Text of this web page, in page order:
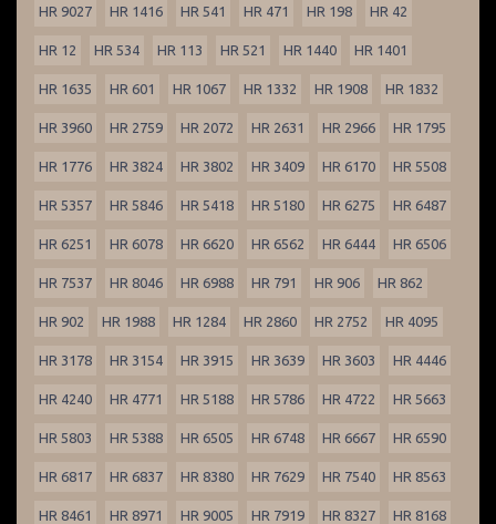
HR 9027 HR 1416 HR 541 HR 471 HR 198 HR 42
HR 12 HR 534 HR 113 HR 521 HR 1440 HR 1401
HR 1635 HR 601 HR 1067 HR 1332 HR 1908 HR 1832
HR 3960 HR 2759 HR 2072 HR 2631 HR 2966 HR 1795
HR 1776 HR 3824 HR 3802 HR 3409 HR 6170 HR 5508
HR 5357 HR 5846 HR 5418 HR 5180 HR 6275 HR 6487
HR 6251 HR 6078 HR 6620 HR 6562 HR 6444 HR 6506
HR 7537 HR 8046 HR 6988 HR 791 HR 906 HR 862
HR 902 HR 1988 HR 1284 HR 2860 HR 2752 HR 4095
HR 3178 HR 3154 HR 3915 HR 3639 HR 3603 HR 4446
HR 4240 HR 4771 HR 5188 HR 5786 HR 4722 HR 5663
HR 5803 HR 5388 HR 6505 HR 6748 HR 6667 HR 6590
HR 6817 HR 6837 HR 8380 HR 7629 HR 7540 HR 8563
HR 8461 HR 8971 HR 9005 HR 7919 HR 8327 HR 8168